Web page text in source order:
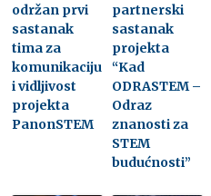
održan prvi
sastanak
tima za
komunikaciju
i vidljivost
projekta
PanonSTEM
partnerski
sastanak
projekta
“Kad
ODRASTEM –
Odraz
znanosti za
STEM
budućnosti”